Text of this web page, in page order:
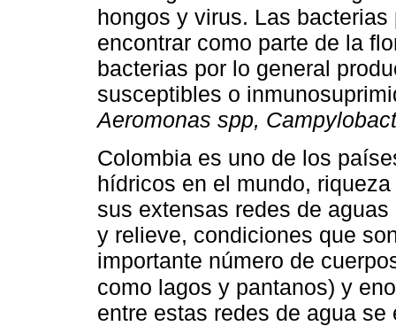
hongos y virus. Las
encontrar como parte de la
bacterias por lo general
susceptibles o
Aeromonas spp,
Colombia es uno de los
hídricos en el mundo,
sus extensas redes de
y relieve, condiciones que
importante número de
como lagos y pantanos) y
entre estas redes de agua